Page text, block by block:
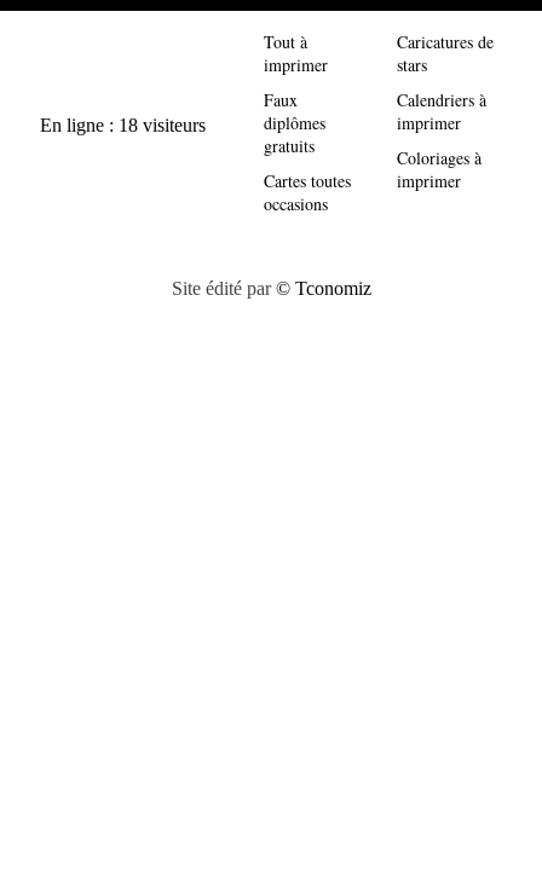
Tout à
imprimer
Faux
diplômes
gratuits
Cartes toutes
occasions
Caricatures de
stars
Calendriers à
imprimer
Coloriages à
imprimer
Site édité par© Tconomiz